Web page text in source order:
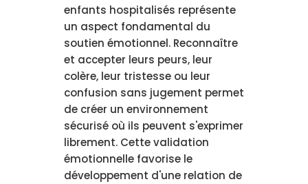
enfants hospitalisés représente
un aspect fondamental du
soutien émotionnel. Reconnaître
et accepter leurs peurs, leur
colère, leur tristesse ou leur
confusion sans jugement permet
de créer un environnement
sécurisé où ils peuvent s'exprimer
librement. Cette validation
émotionnelle favorise le
développement d'une relation de